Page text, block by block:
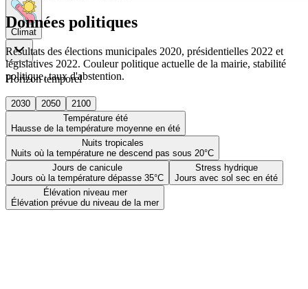
Climat
Horizon temporel
2030 2050
2100
Température été
Hausse de la température moyenne en été
Nuits tropicales
Nuits où la température ne descend pas sous 20°C
Jours de canicule
Jours où la température dépasse 35°C
Stress hydrique
Jours avec sol sec en été
Élévation niveau mer
Élévation prévue du niveau de la mer
Données politiques
Résultats des élections municipales 2020, présidentielles 2022 et
législatives 2022. Couleur politique actuelle de la mairie, stabilité
politique, taux d'abstention.